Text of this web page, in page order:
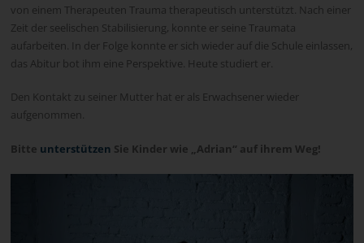
von einem Therapeuten Trauma therapeutisch unterstützt. Nach einer
Zeit der seelischen Stabilisierung, konnte er seine Traumata
aufarbeiten. In der Folge konnte er sich wieder auf die Schule einlassen,
das Abitur bot ihm eine Perspektive. Heute studiert er.
Den Kontakt zu seiner Mutter hat er als Erwachsener wieder
aufgenommen.
Bitte unterstützen Sie Kinder wie „Adrian“ auf ihrem Weg!